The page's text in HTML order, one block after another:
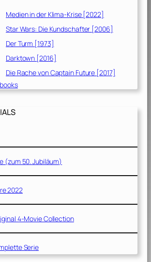
Medien in der Klima-Krise [2022]
Star Wars: Die Kundschafter [2006]
Der Turm [1973]
Darktown [2016]
Die Rache von Captain Future [2017]
(zum 50. Jubiläum)
2022
4-Movie Collection
Serie